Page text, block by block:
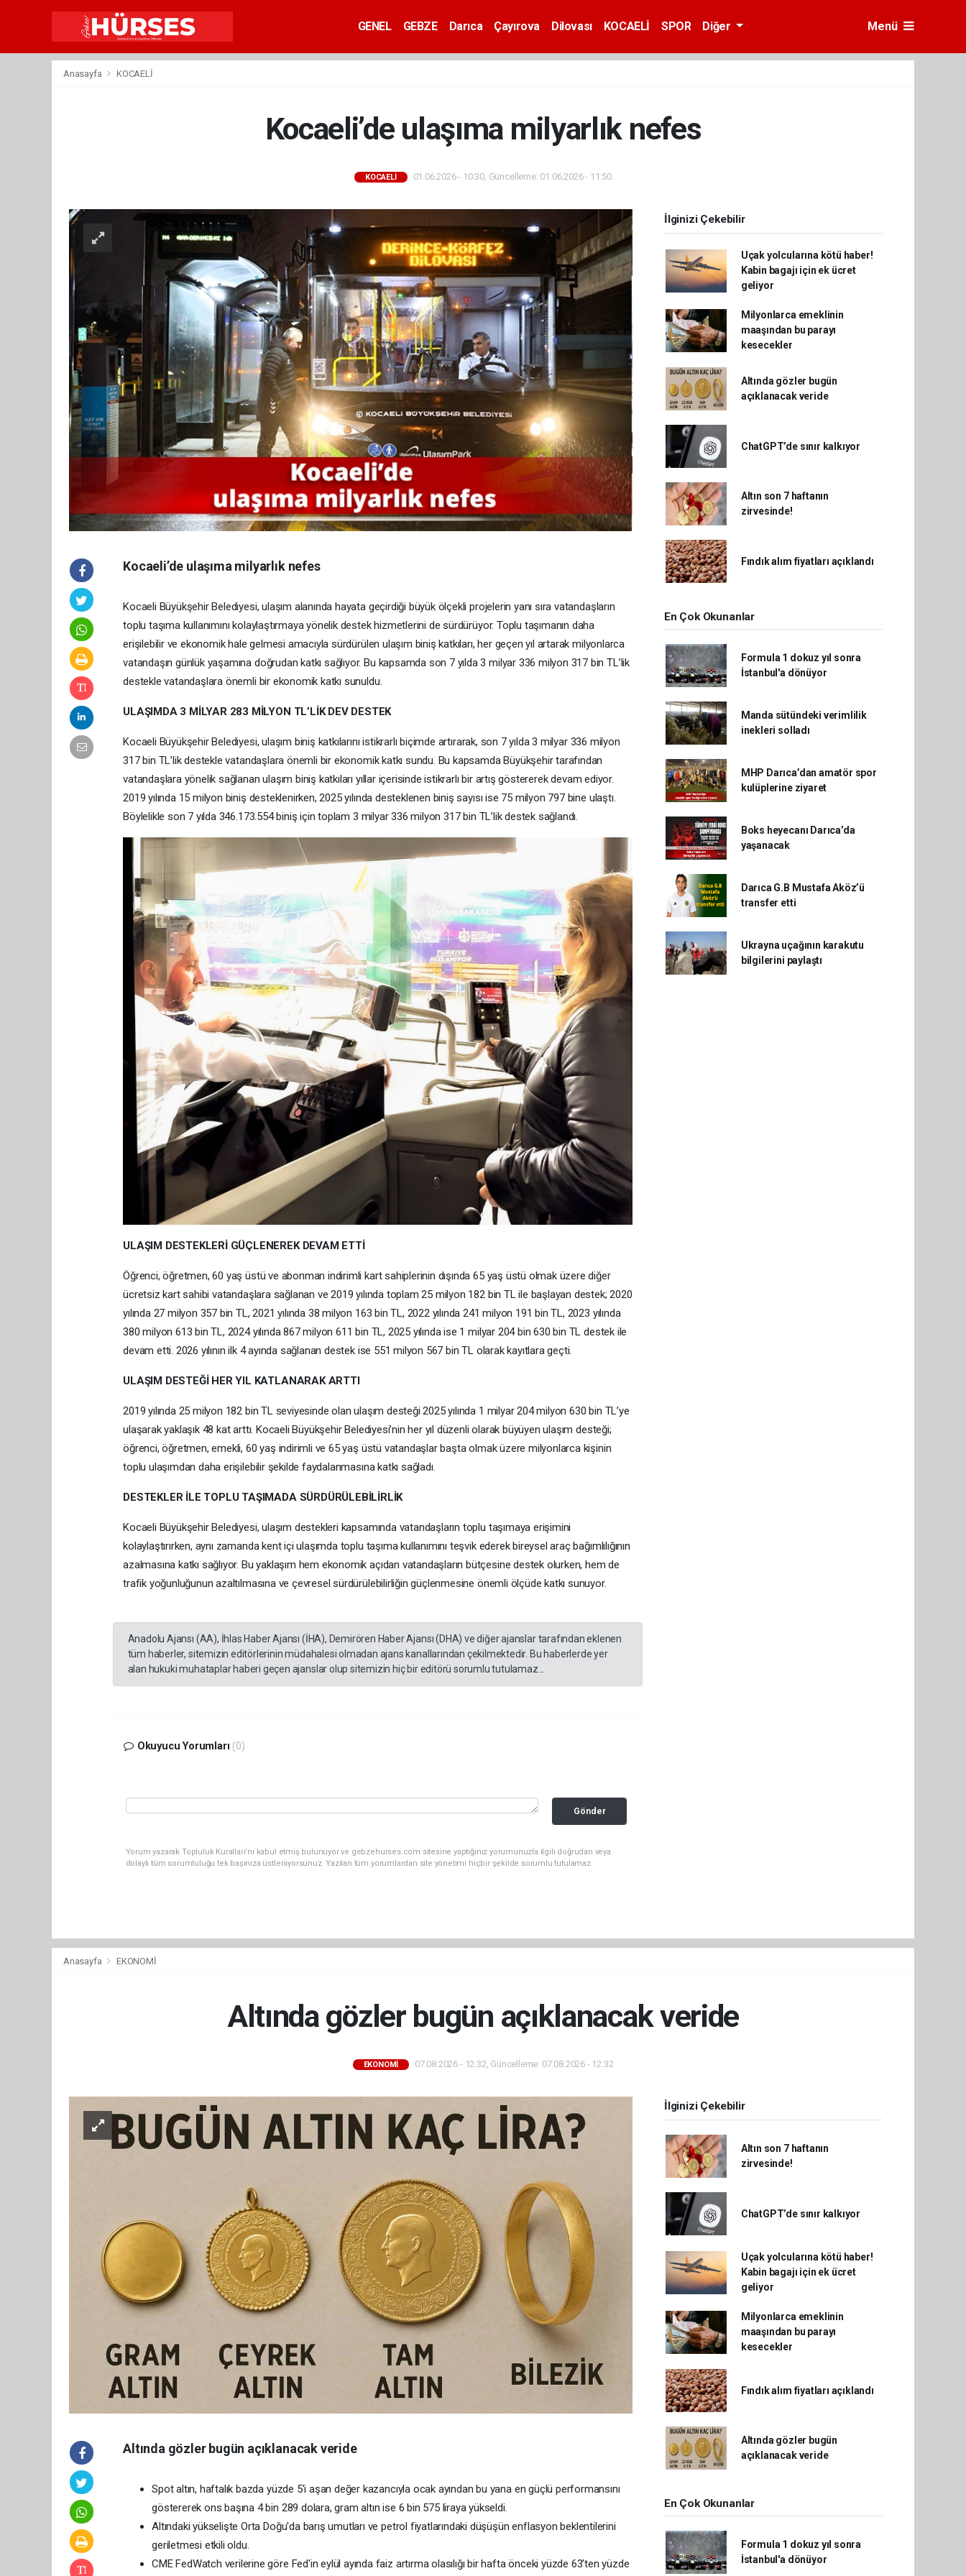
GENEL GEBZE Darıca Çayırova Dilovası KOCAELİ SPOR Diğer Menü
Anasayfa KOCAELİ
Kocaeli’de ulaşıma milyarlık nefes
KOCAELİ 01.06.2026 - 10:30, Güncelleme: 01.06.2026 - 11:50
Kocaeli’de ulaşıma milyarlık nefes
Kocaeli Büyükşehir Belediyesi, ulaşım alanında hayata geçirdiği büyük ölçekli projelerin yanı sıra vatandaşların
toplu taşıma kullanımını kolaylaştırmaya yönelik destek hizmetlerini de sürdürüyor. Toplu taşımanın daha
erişilebilir ve ekonomik hale gelmesi amacıyla sürdürülen ulaşım biniş katkıları, her geçen yıl artarak milyonlarca
vatandaşın günlük yaşamına doğrudan katkı sağlıyor. Bu kapsamda son 7 yılda 3 milyar 336 milyon 317 bin TL’lik
destekle vatandaşlara önemli bir ekonomik katkı sunuldu.
ULAŞIMDA 3 MİLYAR 283 MİLYON TL’LİK DEV DESTEK
Kocaeli Büyükşehir Belediyesi, ulaşım biniş katkılarını istikrarlı biçimde artırarak, son 7 yılda 3 milyar 336 milyon
317 bin TL’lik destekle vatandaşlara önemli bir ekonomik katkı sundu. Bu kapsamda Büyükşehir tarafından
vatandaşlara yönelik sağlanan ulaşım biniş katkıları yıllar içerisinde istikrarlı bir artış göstererek devam ediyor.
2019 yılında 15 milyon biniş desteklenirken, 2025 yılında desteklenen biniş sayısı ise 75 milyon 797 bine ulaştı.
Böylelikle son 7 yılda 346.173.554 biniş için toplam 3 milyar 336 milyon 317 bin TL’lik destek sağlandı.
ULAŞIM DESTEKLERİ GÜÇLENEREK DEVAM ETTİ
Öğrenci, öğretmen, 60 yaş üstü ve abonman indirimli kart sahiplerinin dışında 65 yaş üstü olmak üzere diğer
ücretsiz kart sahibi vatandaşlara sağlanan ve 2019 yılında toplam 25 milyon 182 bin TL ile başlayan destek; 2020
yılında 27 milyon 357 bin TL, 2021 yılında 38 milyon 163 bin TL, 2022 yılında 241 milyon 191 bin TL, 2023 yılında
380 milyon 613 bin TL, 2024 yılında 867 milyon 611 bin TL, 2025 yılında ise 1 milyar 204 bin 630 bin TL destek ile
devam etti. 2026 yılının ilk 4 ayında sağlanan destek ise 551 milyon 567 bin TL olarak kayıtlara geçti.
ULAŞIM DESTEĞİ HER YIL KATLANARAK ARTTI
2019 yılında 25 milyon 182 bin TL seviyesinde olan ulaşım desteği 2025 yılında 1 milyar 204 milyon 630 bin TL’ye
ulaşarak yaklaşık 48 kat arttı. Kocaeli Büyükşehir Belediyesi’nin her yıl düzenli olarak büyüyen ulaşım desteği;
öğrenci, öğretmen, emekli, 60 yaş indirimli ve 65 yaş üstü vatandaşlar başta olmak üzere milyonlarca kişinin
toplu ulaşımdan daha erişilebilir şekilde faydalanmasına katkı sağladı.
DESTEKLER İLE TOPLU TAŞIMADA SÜRDÜRÜLEBİLİRLİK
Kocaeli Büyükşehir Belediyesi, ulaşım destekleri kapsamında vatandaşların toplu taşımaya erişimini
kolaylaştırırken, aynı zamanda kent içi ulaşımda toplu taşıma kullanımını teşvik ederek bireysel araç bağımlılığının
azalmasına katkı sağlıyor. Bu yaklaşım hem ekonomik açıdan vatandaşların bütçesine destek olurken, hem de
trafik yoğunluğunun azaltılmasına ve çevresel sürdürülebilirliğin güçlenmesine önemli ölçüde katkı sunuyor.
Anadolu Ajansı (AA), İhlas Haber Ajansı (İHA), Demirören Haber Ajansı (DHA) ve diğer ajanslar tarafından eklenen
tüm haberler, sitemizin editörlerinin müdahalesi olmadan ajans kanallarından çekilmektedir. Bu haberlerde yer
alan hukuki muhataplar haberi geçen ajanslar olup sitemizin hiç bir editörü sorumlu tutulamaz...
Okuyucu Yorumları (0)
Gönder
Yorum yazarak Topluluk Kuralları’nı kabul etmiş bulunuyor ve gebzehurses.com sitesine yaptığınız yorumunuzla ilgili doğrudan veya
dolaylı tüm sorumluluğu tek başınıza üstleniyorsunuz. Yazılan tüm yorumlardan site yönetimi hiçbir şekilde sorumlu tutulamaz.
İlginizi Çekebilir
Uçak yolcularına kötü haber!
Kabin bagajı için ek ücret
geliyor
Milyonlarca emeklinin
maaşından bu parayı
kesecekler
Altında gözler bugün
açıklanacak veride
ChatGPT’de sınır kalkıyor
Altın son 7 haftanın
zirvesinde!
Fındık alım fiyatları açıklandı
En Çok Okunanlar
Formula 1 dokuz yıl sonra
İstanbul'a dönüyor
Manda sütündeki verimlilik
inekleri solladı
MHP Darıca’dan amatör spor
kulüplerine ziyaret
Boks heyecanı Darıca’da
yaşanacak
Darıca G.B Mustafa Aköz’ü
transfer etti
Ukrayna uçağının karakutu
bilgilerini paylaştı
Anasayfa EKONOMİ
Altında gözler bugün açıklanacak veride
EKONOMİ 07.08.2026 - 12:32, Güncelleme: 07.08.2026 - 12:32
Altında gözler bugün açıklanacak veride
Spot altın, haftalık bazda yüzde 5'i aşan değer kazancıyla ocak ayından bu yana en güçlü performansını
göstererek ons başına 4 bin 289 dolara, gram altın ise 6 bin 575 liraya yükseldi.
Altındaki yükselişte Orta Doğu'da barış umutları ve petrol fiyatlarındaki düşüşün enflasyon beklentilerini
geriletmesi etkili oldu.
CME FedWatch verilerine göre Fed'in eylül ayında faiz artırma olasılığı bir hafta önceki yüzde 63'ten yüzde
İlginizi Çekebilir
Altın son 7 haftanın
zirvesinde!
ChatGPT’de sınır kalkıyor
Uçak yolcularına kötü haber!
Kabin bagajı için ek ücret
geliyor
Milyonlarca emeklinin
maaşından bu parayı
kesecekler
Fındık alım fiyatları açıklandı
Altında gözler bugün
açıklanacak veride
En Çok Okunanlar
Formula 1 dokuz yıl sonra
İstanbul'a dönüyor